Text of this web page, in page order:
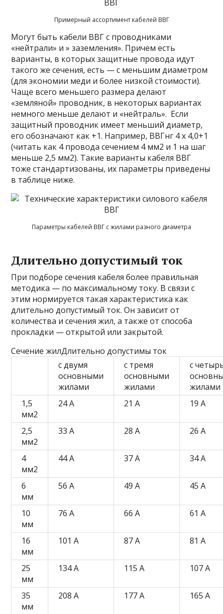
Примерный ассортимент кабелей ВВГ
Могут быть кабели ВВГ с проводниками
«нейтрали» и » заземления». Причем есть
варианты, в которых защитные провода идут
такого же сечения, есть — с меньшим диаметром
(для экономии меди и более низкой стоимости).
Чаще всего меньшего размера делают
«земляной» проводник, в некоторых вариантах
немного меньше делают и «нейтраль». Если
защитный проводник имеет меньший диаметр,
его обозначают как +1. Например, ВВГнг 4 х 4,0+1
(читать как 4 провода сечением 4 мм2 и 1 на шаг
меньше 2,5 мм2). Такие варианты кабеля ВВГ
тоже стандартизованы, их параметры приведены
в таблице ниже.
Параметры кабелей ВВГ с жилами разного диаметра
Длительно допустимый ток
При подборе сечения кабеля более правильная
методика — по максимальному току. В связи с
этим нормируется такая характеристика как
длительно допустимый ток. Он зависит от
количества и сечения жил, а также от способа
прокладки — открытой или закрытой.
Сечение жилДлительно допустимы ток
с двумя
основными
жилами
с тремя
основными
жилами
с
жилами
1,5
мм2
24 А 21 А 19 А
2,5
мм2
33 А 28 А 26 А
4
мм2
44 А 37 А 34 А
6
мм
56 А 49 А 45 А
10
мм
76 А 66 А 61 А
16
мм
101 А 87 А 81 А
25
мм
134 А 115 А 107 А
35
мм
208 А 177 А 165 А